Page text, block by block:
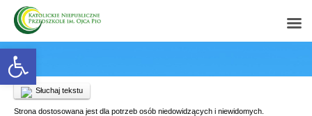
Open toolbar
Słuchaj tekstu
Strona dostosowana jest dla potrzeb osób niedowidzących i niewidomych.